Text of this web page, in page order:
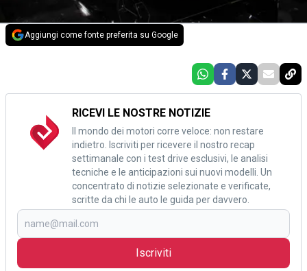
Aggiungi come fonte preferita su Google
RICEVI LE NOSTRE NOTIZIE
Il mondo dei motori corre veloce: non restare
indietro. Iscriviti per ricevere il nostro recap
settimanale con i test drive esclusivi, le analisi
tecniche e le anticipazioni sui nuovi modelli. Un
concentrato di notizie selezionate e verificate,
scritte da chi le auto le guida per davvero.
Iscriviti